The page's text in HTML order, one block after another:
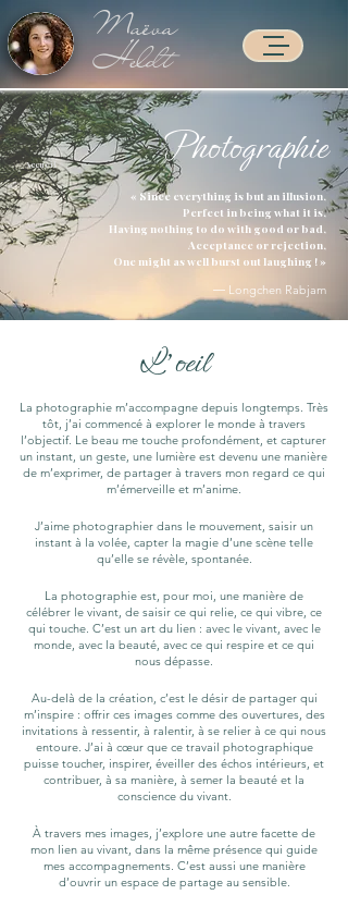
Maëva
Heldt
Accueil > Photographie
« Since everything is but an illusion,
Perfect in being what it is,
Having nothing to do with good or bad,
Acceptance or rejection,
One might as well burst out laughing ! »
― Longchen Rabjam
L'oeil
La photographie m’accompagne depuis longtemps. Très
tôt, j’ai commencé à explorer le monde à travers
l’objectif. Le beau me touche profondément, et capturer
un instant, un geste, une lumière est devenu une manière
de m’exprimer, de partager à travers mon regard ce qui
m’émerveille et m’anime.
J’aime photographier dans le mouvement, saisir un
instant à la volée, capter la magie d’une scène telle
qu’elle se révèle, spontanée.
La photographie est, pour moi, une manière de
célébrer le vivant, de saisir ce qui relie, ce qui vibre, ce
qui touche. C’est un art du lien : avec le vivant, avec le
monde, avec la beauté, avec ce qui respire et ce qui
nous dépasse.
Au-delà de la création, c’est le désir de partager qui
m’inspire : offrir ces images comme des ouvertures, des
invitations à ressentir, à ralentir, à se relier à ce qui nous
entoure. J’ai à cœur que ce travail photographique
puisse toucher, inspirer, éveiller des échos intérieurs, et
contribuer, à sa manière, à semer la beauté et la
conscience du vivant.
À travers mes images, j’explore une autre facette de
mon lien au vivant, dans la même présence qui guide
mes accompagnements. C’est aussi une manière
d’ouvrir un espace de partage au sensible.